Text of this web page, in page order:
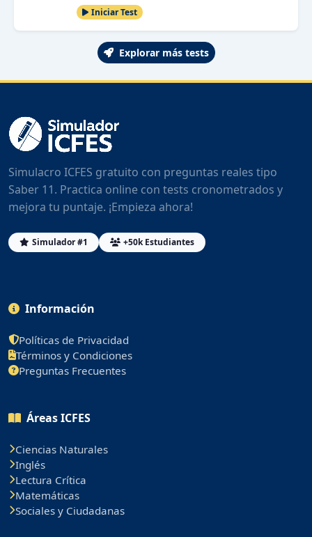
Iniciar Test
Explorar más tests
Simulacro ICFES gratuito con preguntas reales tipo
Saber 11. Practica online con tests cronometrados y
mejora tu puntaje. ¡Empieza ahora!
Simulador #1 +50k Estudiantes
Información
Políticas de Privacidad
Términos y Condiciones
Preguntas Frecuentes
Áreas ICFES
Ciencias Naturales
Inglés
Lectura Crítica
Matemáticas
Sociales y Ciudadanas